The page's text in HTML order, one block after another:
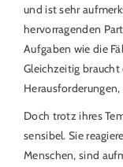
und ist sehr
hervorragenden
Aufgaben wie die
Gleichzeitig braucht
Doch trotz ihres
sensibel. Sie
Menschen, sind